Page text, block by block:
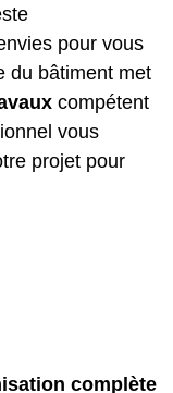
pour vous
du bâtiment met
compétent
vous
projet pour
complète